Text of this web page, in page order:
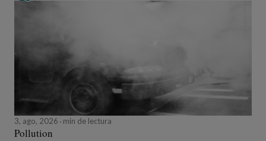
3, ago, 2026 min de lectura
Pollution